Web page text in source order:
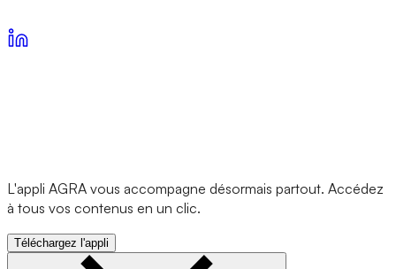
L'appli AGRA vous accompagne désormais partout. Accédez
à tous vos contenus en un clic.
Téléchargez l'appli